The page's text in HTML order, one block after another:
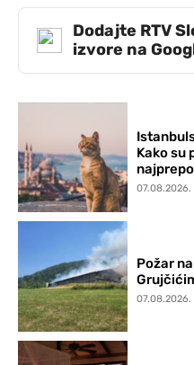
Dodajte RTV
izvore na
Kako su
07.08.2026.
Požar
07.08.2026.